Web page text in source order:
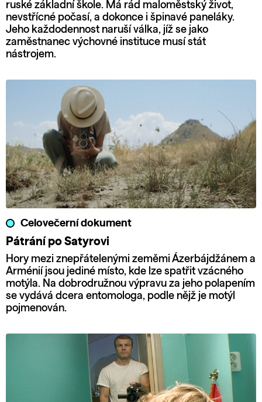
ruské základní škole. Má rád maloměstský život,
nevstřícné počasí, a dokonce i špinavé paneláky.
Jeho každodennost naruší válka, jíž se jako
zaměstnanec výchovné instituce musí stát
nástrojem.
Celovečerní dokument
Pátrání po Satyrovi
Hory mezi znepřátelenými zeměmi Ázerbájdžánem a
Arménií jsou jediné místo, kde lze spatřit vzácného
motýla. Na dobrodružnou výpravu za jeho polapením
se vydává dcera entomologa, podle nějž je motýl
pojmenován.